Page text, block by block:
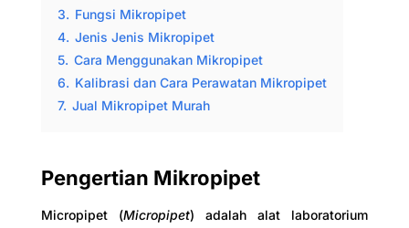
3. Fungsi Mikropipet
4. Jenis Jenis Mikropipet
5. Cara Menggunakan Mikropipet
6. Kalibrasi dan Cara Perawatan Mikropipet
7. Jual Mikropipet Murah
Pengertian Mikropipet
Micropipet (Micropipet) adalah alat laboratorium